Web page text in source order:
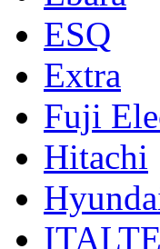
ESQ
Extra
Fuji
Hitachi